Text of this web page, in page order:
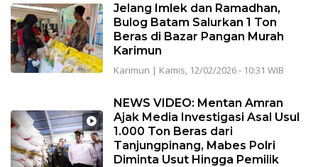
Jelang Imlek dan Ramadhan,
Bulog Batam Salurkan 1 Ton
Beras di Bazar Pangan Murah
Karimun
Karimun | Kamis, 12/02/2026 - 10:31 WIB
NEWS VIDEO: Mentan Amran
Ajak Media Investigasi Asal Usul
1.000 Ton Beras dari
Tanjungpinang, Mabes Polri
Diminta Usut Hingga Pemilik